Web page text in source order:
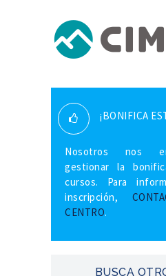
¡BONIFICA
Nosotros nos
gestionar la
cursos. Para
inscripción,
CENTRO.
BUSCA